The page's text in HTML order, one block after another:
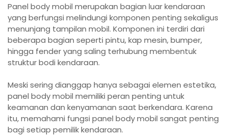
Panel body mobil merupakan bagian luar kendaraan
yang berfungsi melindungi komponen penting sekaligus
menunjang tampilan mobil. Komponen ini terdiri dari
beberapa bagian seperti pintu, kap mesin, bumper,
hingga fender yang saling terhubung membentuk
struktur bodi kendaraan.
Meski sering dianggap hanya sebagai elemen estetika,
panel body mobil memiliki peran penting untuk
keamanan dan kenyamanan saat berkendara. Karena
itu, memahami fungsi panel body mobil sangat penting
bagi setiap pemilik kendaraan.